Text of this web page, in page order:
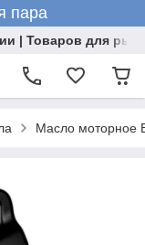
пара
| Товаров для
Масло моторное